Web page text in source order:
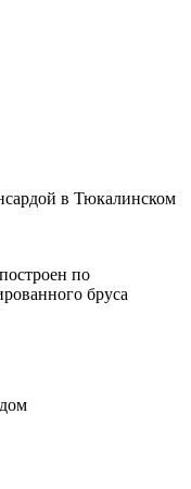
в Тюкалинском
по
бруса